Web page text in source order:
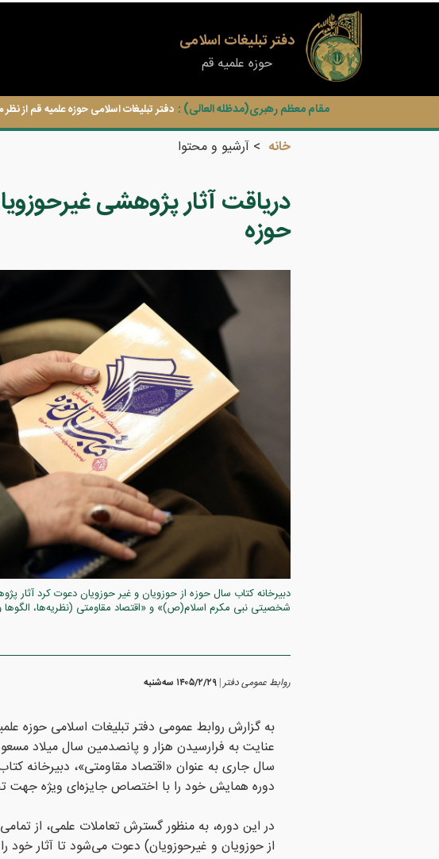
دفتر تبلیغات اسلامی
حوزه علمیه قم
مقام معظم رهبری(مدظله العالی) : دفتر تبلیغات اسلامی حوزه علمیه قم از
خانه آرشیو و محتوا
دریاقت آثار پژوهشی
حوزه
دبیرخانه کتاب سال حوزه از حوزویان و غیر حوزویان دعوت کرد آثار
شخصیتی نبی مکرم اسلام(ص)» و «اقتصاد مقاومتی (نظریه‌ها، الگوها و
روابط عمومی دفتر ۱۴۰۵/۲/۲۹ سه‌شنبه
به گزارش روابط عمومی دفتر تبلیغات اسلامی حوزه
عنایت به فرارسیدن هزار و پانصدمین سال میلاد
سال جاری به عنوان «اقتصاد مقاومتی»، دبیرخانه
دوره همایش خود را با اختصاص جایزه‌ای ویژه جهت
در این دوره، به منظور گسترش تعاملات علمی، از
از حوزویان و غیرحوزویان) دعوت می‌شود تا آثار خود